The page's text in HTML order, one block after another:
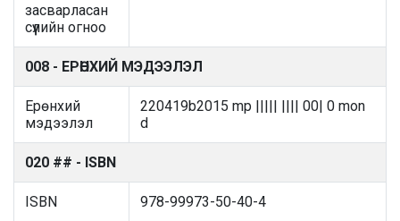
засварласан
сүүлийн огноо
008 - ЕРӨНХИЙ МЭДЭЭЛЭЛ
Ерөнхий
мэдээлэл
220419b2015 mp ||||| |||| 00| 0 mon
d
020 ## - ISBN
ISBN 978-99973-50-40-4